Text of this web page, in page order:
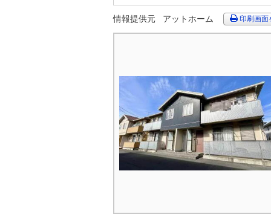
情報提供元 アットホーム 印刷画面